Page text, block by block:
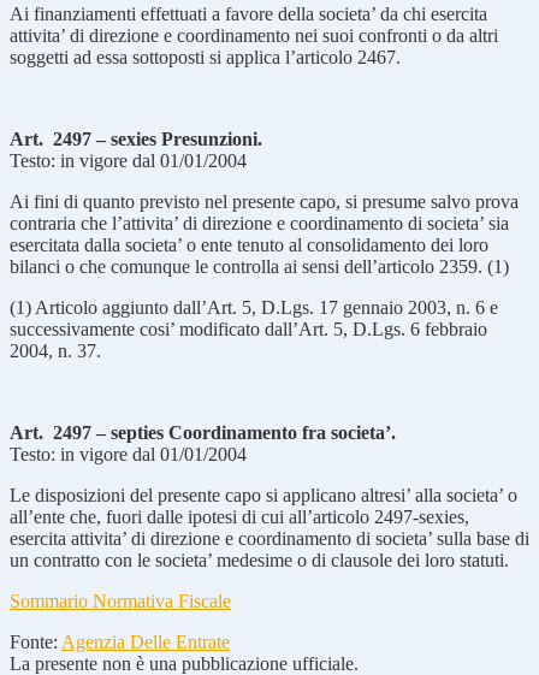
Ai finanziamenti effettuati a favore della societa’ da chi esercita
attivita’ di direzione e coordinamento nei suoi confronti o da altri
soggetti ad essa sottoposti si applica l’articolo 2467.
Art. 2497 – sexies Presunzioni.
Testo: in vigore dal 01/01/2004
Ai fini di quanto previsto nel presente capo, si presume salvo prova
contraria che l’attivita’ di direzione e coordinamento di societa’ sia
esercitata dalla societa’ o ente tenuto al consolidamento dei loro
bilanci o che comunque le controlla ai sensi dell’articolo 2359. (1)
(1) Articolo aggiunto dall’Art. 5, D.Lgs. 17 gennaio 2003, n. 6 e
successivamente cosi’ modificato dall’Art. 5, D.Lgs. 6 febbraio
2004, n. 37.
Art. 2497 – septies Coordinamento fra societa’.
Testo: in vigore dal 01/01/2004
Le disposizioni del presente capo si applicano altresi’ alla societa’ o
all’ente che, fuori dalle ipotesi di cui all’articolo 2497-sexies,
esercita attivita’ di direzione e coordinamento di societa’ sulla base di
un contratto con le societa’ medesime o di clausole dei loro statuti.
Sommario Normativa Fiscale
Fonte: Agenzia Delle Entrate
La presente non è una pubblicazione ufficiale.